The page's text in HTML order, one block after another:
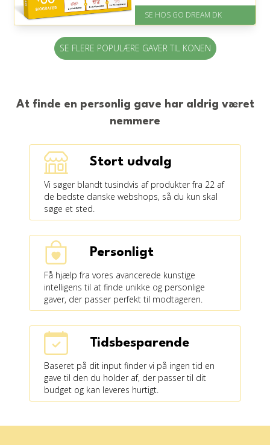
inden for 1 time
SE HOS GO DREAM DK
SE FLERE POPULÆRE GAVER TIL KONEN
At finde en personlig gave har aldrig været
nemmere
Stort udvalg
Vi søger blandt tusindvis af produkter fra 22 af
de bedste danske webshops, så du kun skal
søge et sted.
Personligt
Få hjælp fra vores avancerede kunstige
intelligens til at finde unikke og personlige
gaver, der passer perfekt til modtageren.
Tidsbesparende
Baseret på dit input finder vi på ingen tid en
gave til den du holder af, der passer til dit
budget og kan leveres hurtigt.